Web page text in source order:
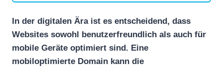
In der digitalen Ära ist es entscheidend, dass
Websites sowohl benutzerfreundlich als auch für
mobile Geräte optimiert sind. Eine
mobiloptimierte Domain kann die